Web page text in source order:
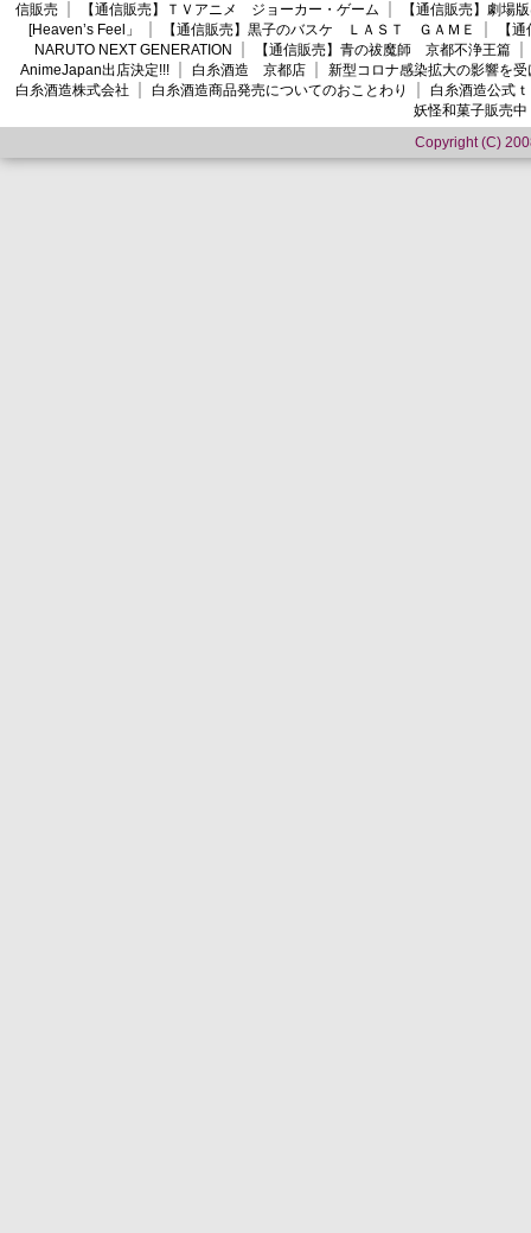
信販売
【通信販売】ＴＶアニメ ジョーカー・ゲーム
【通信販売】劇場
[Heaven’s Feel」
【通信販売】黒子のバスケ ＬＡＳＴ ＧＡＭＥ
【
NARUTO NEXT GENERATION
【通信販売】青の祓魔師 京都不浄王篇
AnimeJapan出店決定!!!
白糸酒造 京都店
新型コロナ感染拡大の影響を
白糸酒造株式会社
白糸酒造商品発売についてのおことわり
白糸酒造公式
妖怪和菓子販売中
Copyright (C)